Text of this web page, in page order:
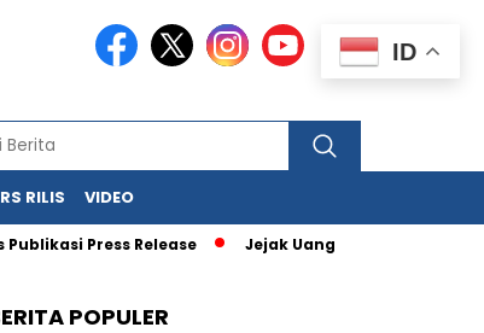
RILIS VIDEO
Release Jejak Uang Haram Judi Online Mulai
POPULER
ID